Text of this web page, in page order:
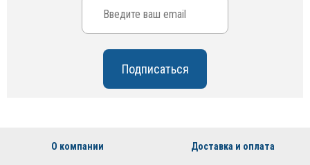
О компании Доставка и оплата